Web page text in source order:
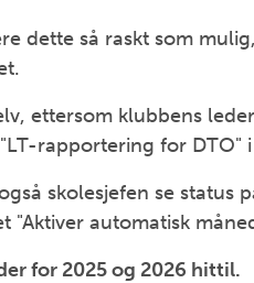
dette så raskt som
ettersom klubbens
rapportering for DTO" i
skolesjefen se status
"Aktiver automatisk
for 2025 og 2026 hittil.